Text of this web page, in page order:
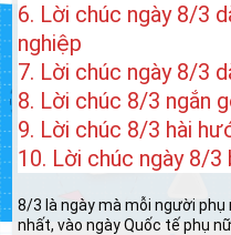
6. Lời chúc ngày 8/3
nghiệp
7. Lời chúc ngày 8/3
8. Lời chúc 8/3 ngắn
9. Lời chúc 8/3 hài
10. Lời chúc ngày 8/3
8/3 là ngày mà mỗi người
nhất, vào ngày Quốc tế phụ